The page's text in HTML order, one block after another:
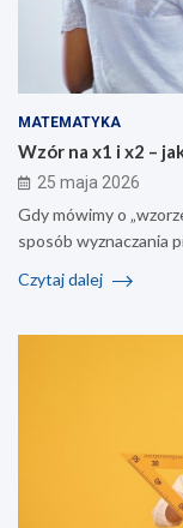
MATEMATYKA
Wzór na x1 i x2 –
25 maja 2026
Gdy mówimy o
sposób wyznaczania
Czytaj dalej